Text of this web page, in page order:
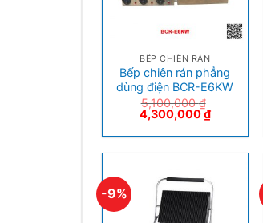
BẾP CHIÊN RÁN
Bếp chiên rán phẳng
dùng điện BCR-E6KW
5,100,000₫
4,300,000₫
-9%